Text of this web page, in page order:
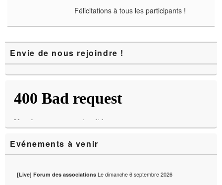
Félicitations à tous les participants !
principale
de
widget
barre
Envie de nous rejoindre !
Evénements à venir
[Live] Forum des associations Ledimanche 6 septembre 2026